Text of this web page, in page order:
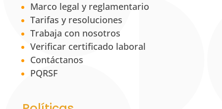
Marco legal y reglamentario
Tarifas y resoluciones
Trabaja con nosotros
Verificar certificado laboral
Contáctanos
PQRSF